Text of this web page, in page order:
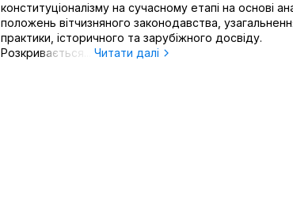
конституціоналізму на сучасному етапі на основі
положень вітчизняного законодавства,
практики, історичного та зарубіжного досвіду.
Розкривається... Читати далі